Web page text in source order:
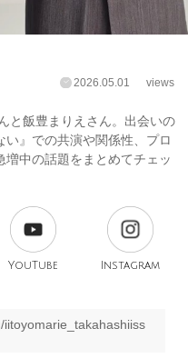
2026.05.01 views
と飯豊まりえさん。出会いの
い』での共演や関係性、プロ
中の話題をまとめてチェッ
YouTube Instagram